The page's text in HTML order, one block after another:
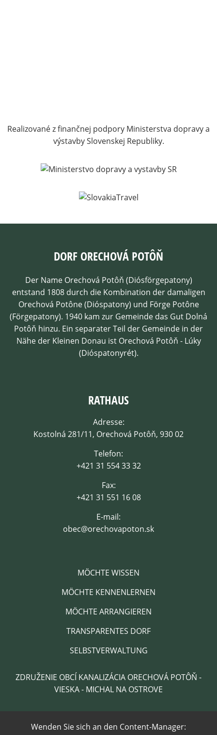
Realizované z finančnej podpory Ministerstva dopravy a
výstavby Slovenskej Republiky.
DORF ORECHOVÁ POTÔŇ
Der Name Orechová Potôň (Diósförgepatony)
entstand 1808 durch die Kombination der damaligen
Orechová Potône (Dióspatony) und Förge Potône
(Förgepatony). 1940 kam zur Gemeinde das Gut Dolná
Potôň hinzu. Ein separater Teil der Gemeinde in der
Nähe der Kleinen Donau ist Orechová Potôň - Lúky
(Dióspatonyrét).
MÖCHTE WISSEN
MÖCHTE KENNENLERNEN
MÖCHTE ARRANGIEREN
TRANSPARENTES DORF
SELBSTVERWALTUNG
RATHAUS
Adresse:
Kostolná 281/11, Orechová Potôň, 930 02
Telefon:
+421 31 554 33 32
Fax:
+421 31 551 16 08
E-mail:
obec@orechovapoton.sk
ZDRUŽENIE OBCÍ KANALIZÁCIA ORECHOVÁ POTÔŇ -
VIESKA - MICHAL NA OSTROVE
Wenden Sie sich an den Content-Manager: